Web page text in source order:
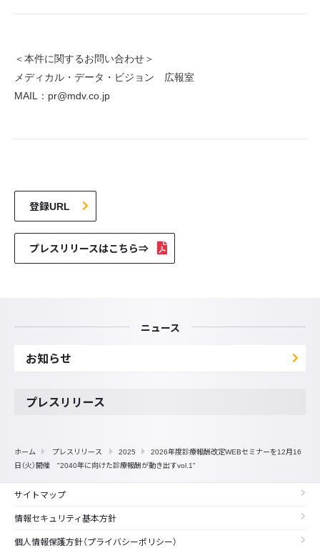
＜本件に関するお問い合わせ＞
メディカル・データ・ビジョン 広報室
MAIL：pr@mdv.co.jp
登録URL
プレスリリースはこちら⇒
ニュース
お知らせ
プレスリリース
ホーム プレスリリース 2025
2026年度診療報酬改定WEBセミナーを12月16
日（火）開催 "2040年に向けた診療報酬が動き出すvol.1"
サイトマップ
情報セキュリティ基本方針
個人情報保護方針（プライバシーポリシー）